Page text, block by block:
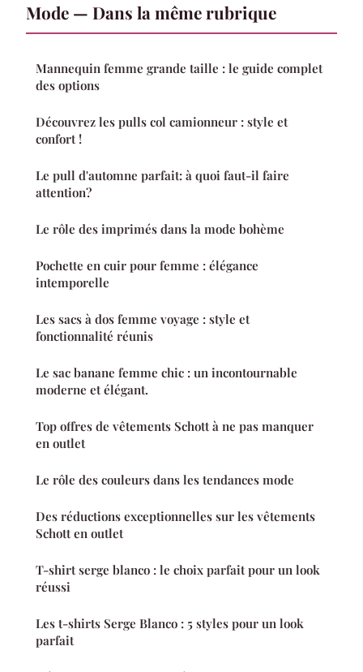
Mode — Dans la même rubrique
Mannequin femme grande taille : le guide complet
des options
Découvrez les pulls col camionneur : style et
confort !
Le pull d'automne parfait: à quoi faut-il faire
attention?
Le rôle des imprimés dans la mode bohème
Pochette en cuir pour femme : élégance
intemporelle
Les sacs à dos femme voyage : style et
fonctionnalité réunis
Le sac banane femme chic : un incontournable
moderne et élégant.
Top offres de vêtements Schott à ne pas manquer
en outlet
Le rôle des couleurs dans les tendances mode
Des réductions exceptionnelles sur les vêtements
Schott en outlet
T-shirt serge blanco : le choix parfait pour un look
réussi
Les t-shirts Serge Blanco : 5 styles pour un look
parfait